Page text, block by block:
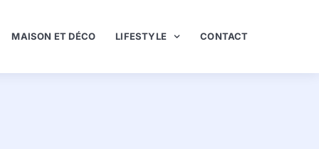
MAISON ET DÉCO LIFESTYLE CONTACT